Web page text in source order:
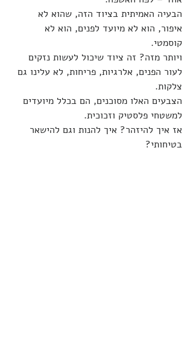
הבעיה האמיתית בציוד הזה, שהוא לא
איפור, הוא לא מיועד לפנים, הוא לא
קוסמטי.
ויותר מזה? זה ציוד שיכול לעשות נזקים
לעור הפנים, אלרגיות, פריחות, לא עלינו גם
צלקות.
הצבעים האלו מסוכנים, הם בכלל מיועדים
למשטחי פלסטיק וזכוכית.
אז איך להיזהר? איך להנות וגם להישאר
בטיחותי?